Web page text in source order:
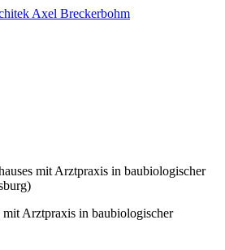
mit Arztpraxis in baubiologischer
mit Arztpraxis in baubiologischer